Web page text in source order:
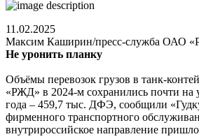
11.02.2025
Максим Каширин/пресс-служба ОАО
Не уронить планку
Объёмы перевозок грузов в танк-
«РЖД» в 2024-м сохранились почти на
года – 459,7 тыс. ДФЭ, сообщили
фирменного транспортного
внутрироссийское направление